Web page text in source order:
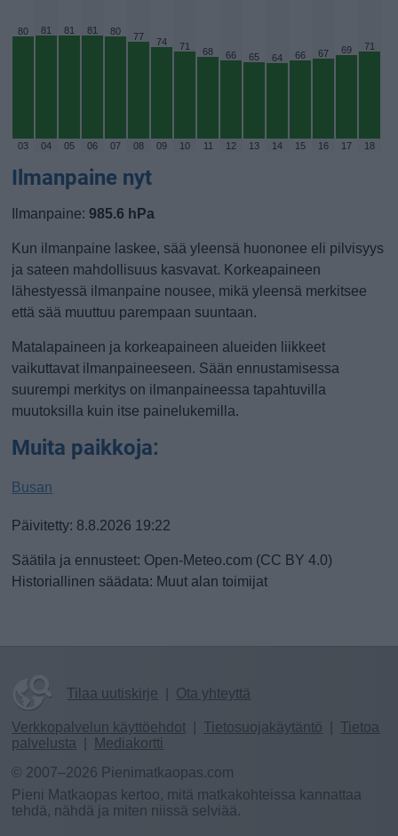
80 81 81 81 80 77 74 71 68 66 65 64 66 67 69 71
03 04 05 06 07 08 09 10 11 12 13 14 15 16 17 18
Ilmanpaine nyt
Ilmanpaine:985.6 hPa
Kun ilmanpaine laskee, sää yleensä huononee eli pilvisyys
ja sateen mahdollisuus kasvavat. Korkeapaineen
lähestyessä ilmanpaine nousee, mikä yleensä merkitsee
että sää muuttuu parempaan suuntaan.
Matalapaineen ja korkeapaineen alueiden liikkeet
vaikuttavat ilmanpaineeseen. Sään ennustamisessa
suurempi merkitys on ilmanpaineessa tapahtuvilla
muutoksilla kuin itse painelukemilla.
Muita paikkoja:
Busan
Päivitetty: 8.8.2026 19:22
Säätila ja ennusteet: Open-Meteo.com (CC BY 4.0)
Historiallinen säädata: Muut alan toimijat
Tilaa uutiskirje Ota yhteyttä
Verkkopalvelun käyttöehdot Tietosuojakäytäntö
Tietoa
palvelusta
Mediakortti
© 2007–2026 Pienimatkaopas.com
Pieni Matkaopas kertoo, mitä matkakohteissa kannattaa
tehdä, nähdä ja miten niissä selviää.